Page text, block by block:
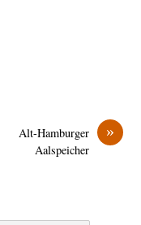
»
Alt-Hamburger
Aalspeicher